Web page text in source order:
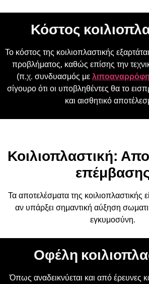
Κόστος
Το κόστος της κοιλιοπλαστικής
προβλήματος, καθώς επίσης την
(π.χ. συνδυασμός με
σίγουρο ότι οι υποβληθέντες θα το
και αισθητικό
Κοιλιοπλαστική:
Τα αποτελέσματα της κοιλιοπλαστικής
αν υπάρξει σημαντική αύξηση
εγκυμοσύνη.
Οφέλη
Όπως αναδεικνύεται και από έρευνες